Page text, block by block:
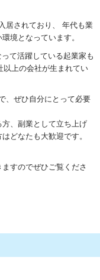
居されており、 年代も業
境となっています。
て活躍している起業家も
上の会社が生まれてい
、ぜひ自分にとって必要
、副業として立ち上げ
どなたも大歓迎です。
すのでぜひご覧くださ